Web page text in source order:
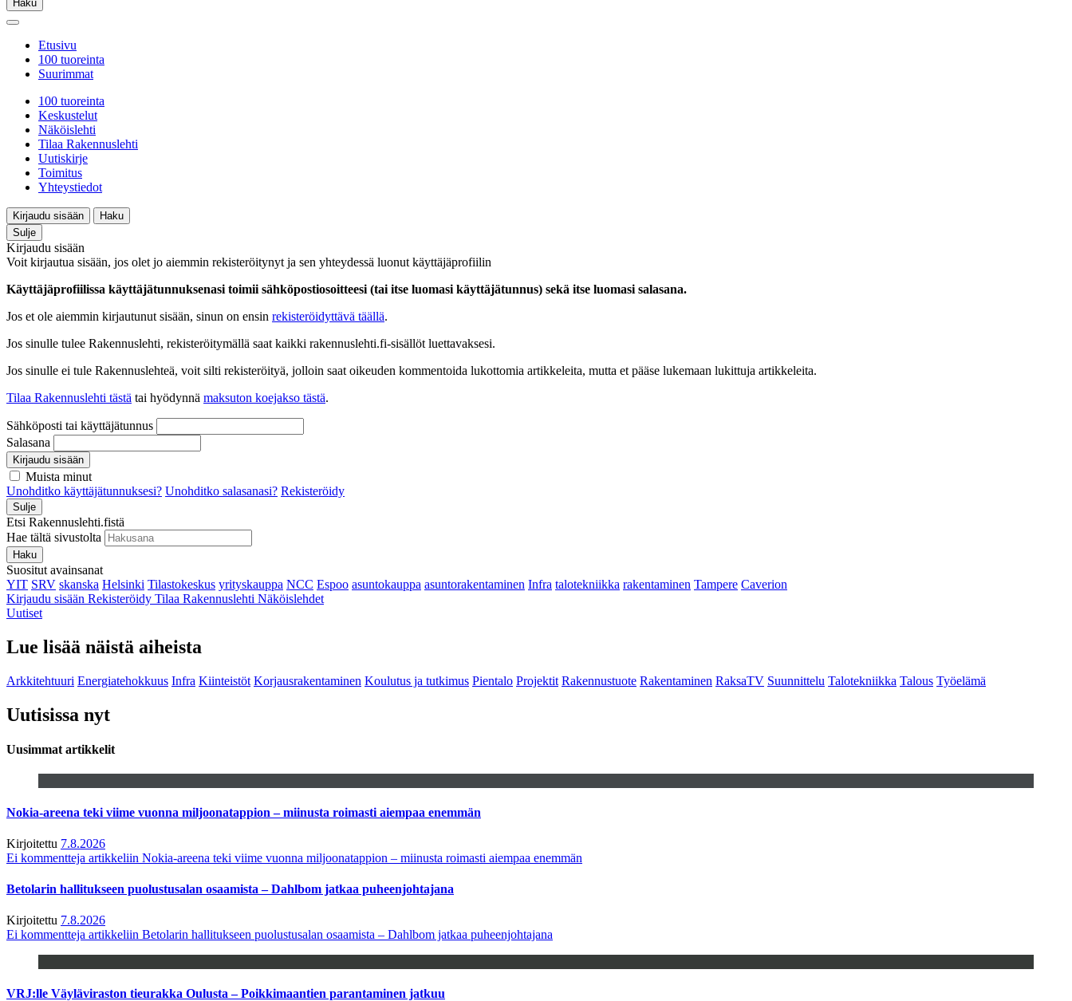
Haku
Etusivu
100 tuoreinta
Suurimmat
100 tuoreinta
Keskustelut
Näköislehti
Tilaa Rakennuslehti
Uutiskirje
Toimitus
Yhteystiedot
Kirjaudu sisään
Haku
Sulje
Kirjaudu sisään
Voit kirjautua sisään, jos olet jo aiemmin rekisteröitynyt ja sen yhteydessä luonut käyttäjäprofiilin
Käyttäjäprofiilissa käyttäjätunnuksenasi toimii sähköpostiosoitteesi (tai itse luomasi käyttäjätunnus) sekä itse luomasi salasana.
Jos et ole aiemmin kirjautunut sisään, sinun on ensin rekisteröidyttävä täällä.
Jos sinulle tulee Rakennuslehti, rekisteröitymällä saat kaikki rakennuslehti.fi-sisällöt luettavaksesi.
Jos sinulle ei tule Rakennuslehteä, voit silti rekisteröityä, jolloin saat oikeuden kommentoida lukottomia artikkeleita, mutta et pääse lukemaan lukittuja artikkeleita.
Tilaa Rakennuslehti tästä tai hyödynnä maksuton koejakso tästä.
Sähköposti tai käyttäjätunnus
Salasana
Kirjaudu sisään
Muista minut
Unohditko käyttäjätunnuksesi? Unohditko salasanasi? Rekisteröidy
Sulje
Etsi Rakennuslehti.fistä
Hae tältä sivustolta
Haku
Suositut avainsanat
YIT SRV skanska Helsinki Tilastokeskus yrityskauppa NCC Espoo asuntokauppa asuntorakentaminen Infra talotekniikka rakentaminen Tampere Caverion
Kirjaudu sisään Rekisteröidy Tilaa Rakennuslehti Näköislehdet
Uutiset
Lue lisää näistä aiheista
Arkkitehtuuri Energiatehokkuus Infra Kiinteistöt Korjausrakentaminen Koulutus ja tutkimus Pientalo Projektit Rakennustuote Rakentaminen RaksaTV Suunnittelu Talotekniikka Talous Työelämä
Uutisissa nyt
Uusimmat artikkelit
Nokia-areena teki viime vuonna miljoonatappion – miinusta roimasti aiempaa enemmän
Kirjoitettu 7.8.2026
Ei kommentteja artikkeliin Nokia-areena teki viime vuonna miljoonatappion – miinusta roimasti aiempaa enemmän
Betolarin hallitukseen puolustusalan osaamista – Dahlbom jatkaa puheenjohtajana
Kirjoitettu 7.8.2026
Ei kommentteja artikkeliin Betolarin hallitukseen puolustusalan osaamista – Dahlbom jatkaa puheenjohtajana
VRJ:lle Väyläviraston tieurakka Oulusta – Poikkimaantien parantaminen jatkuu